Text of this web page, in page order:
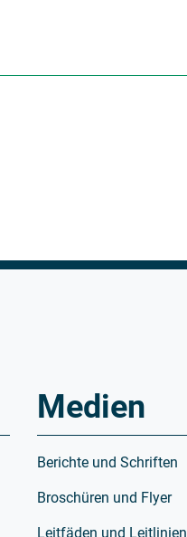
Medien
Berichte und Schriften
Broschüren und Flyer
Leitfäden und Leitlinien